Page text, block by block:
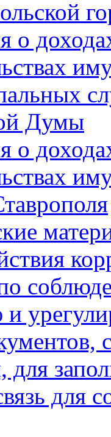
о
Думы
о
для
для